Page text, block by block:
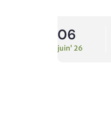
06
juin’ 26